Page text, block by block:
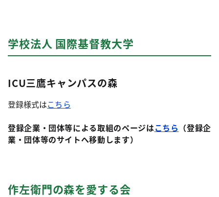
学校法人 国際基督教大学
ICU三鷹キャンパスの森
登録様式はこちら
登録企業・団体等による取組のページはこちら （登録企
業・団体等のサイトへ移動します）
作左衛門の森を愛する会